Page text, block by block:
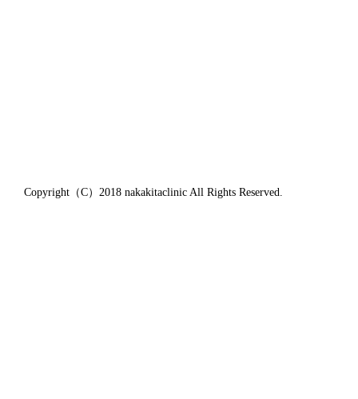
Copyright（C）2018 nakakitaclinic All Rights Reserved.